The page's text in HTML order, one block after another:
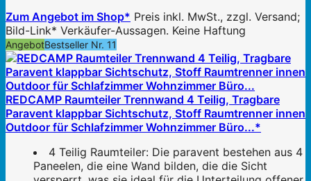
Zum Angebot im Shop* Preis inkl. MwSt., zzgl. Versand;
Bild-Link* Verkäufer-Aussagen. Keine Haftung
AngebotBestseller Nr. 11
REDCAMP Raumteiler Trennwand 4 Teilig, Tragbare
Paravent klappbar Sichtschutz, Stoff Raumtrenner innen
Outdoor für Schlafzimmer Wohnzimmer Büro...*
4 Teilig Raumteiler: Die paravent bestehen aus 4
Paneelen, die eine Wand bilden, die die Sicht